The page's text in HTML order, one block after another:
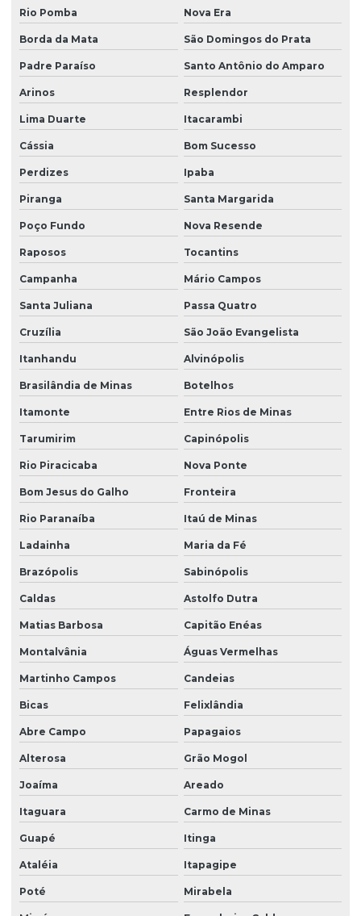
Rio Pomba Nova Era
Borda da Mata São Domingos do Prata
Padre Paraíso Santo Antônio do Amparo
Arinos Resplendor
Lima Duarte Itacarambi
Cássia Bom Sucesso
Perdizes Ipaba
Piranga Santa Margarida
Poço Fundo Nova Resende
Raposos Tocantins
Campanha Mário Campos
Santa Juliana Passa Quatro
Cruzília São João Evangelista
Itanhandu Alvinópolis
Brasilândia de Minas Botelhos
Itamonte Entre Rios de Minas
Tarumirim Capinópolis
Rio Piracicaba Nova Ponte
Bom Jesus do Galho Fronteira
Rio Paranaíba Itaú de Minas
Ladainha Maria da Fé
Brazópolis Sabinópolis
Caldas Astolfo Dutra
Matias Barbosa Capitão Enéas
Montalvânia Águas Vermelhas
Martinho Campos Candeias
Bicas Felixlândia
Abre Campo Papagaios
Alterosa Grão Mogol
Joaíma Areado
Itaguara Carmo de Minas
Guapé Itinga
Ataléia Itapagipe
Poté Mirabela